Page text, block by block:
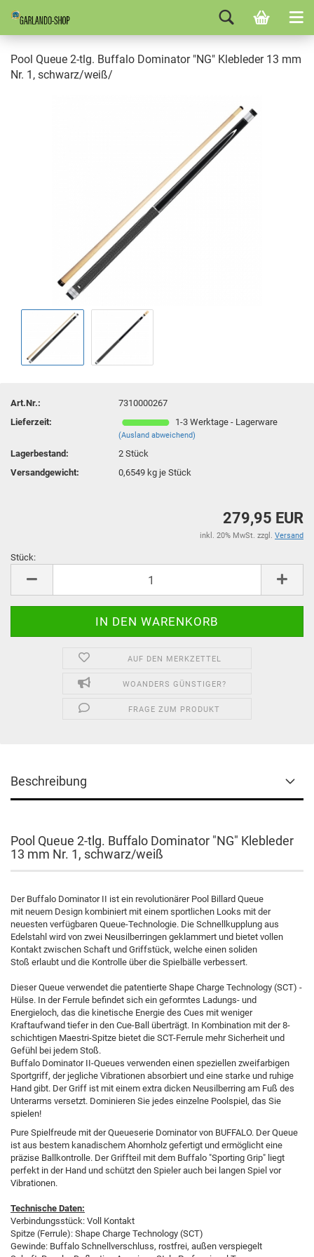
Pool Queue 2-tlg. Buffalo Dominator "NG" Klebleder 13 mm
Nr. 1, schwarz/weiß/
Art.Nr.:
7310000267
Lieferzeit:
1-3 Werktage - Lagerware
(Ausland abweichend)
Lagerbestand: 2Stück
Versandgewicht:
0,6549 kg je Stück
279,95 EUR
inkl. 20% MwSt. zzgl. Versand
Stück:
AUF DEN MERKZETTEL
WOANDERS GÜNSTIGER?
FRAGE ZUM PRODUKT
Beschreibung
Pool Queue 2-tlg. Buffalo Dominator "NG" Klebleder
13 mm Nr. 1, schwarz/weiß
Der Buffalo Dominator II ist ein revolutionärer Pool Billard Queue
mit neuem Design kombiniert mit einem sportlichen Looks mit der
neuesten verfügbaren Queue-Technologie. Die Schnellkupplung aus
Edelstahl wird von zwei Neusilberringen geklammert und bietet vollen
Kontakt zwischen Schaft und Griffstück, welche einen soliden
Stoß erlaubt und die Kontrolle über die Spielbälle verbessert.
Dieser Queue verwendet die patentierte Shape Charge Technology (SCT) -
Hülse. In der Ferrule befindet sich ein geformtes Ladungs- und
Energieloch, das die kinetische Energie des Cues mit weniger
Kraftaufwand tiefer in den Cue-Ball überträgt. In Kombination mit der 8-
schichtigen Maestri-Spitze bietet die SCT-Ferrule mehr Sicherheit und
Gefühl bei jedem Stoß.
Buffalo Dominator II-Queues verwenden einen speziellen zweifarbigen
Sportgriff, der jegliche Vibrationen absorbiert und eine starke und ruhige
Hand gibt. Der Griff ist mit einem extra dicken Neusilberring am Fuß des
Unterarms versetzt. Dominieren Sie jedes einzelne Poolspiel, das Sie
spielen!
Pure Spielfreude mit der Queueserie Dominator von BUFFALO. Der Queue
ist aus bestem kanadischem Ahornholz gefertigt und ermöglicht eine
präzise Ballkontrolle. Der Griffteil mit dem Buffalo "Sporting Grip" liegt
perfekt in der Hand und schützt den Spieler auch bei langen Spiel vor
Vibrationen.
Technische Daten:
Verbindungsstück: Voll Kontakt
Spitze (Ferrule): Shape Charge Technology (SCT)
Gewinde: Buffalo Schnellverschluss, rostfrei, außen verspiegelt